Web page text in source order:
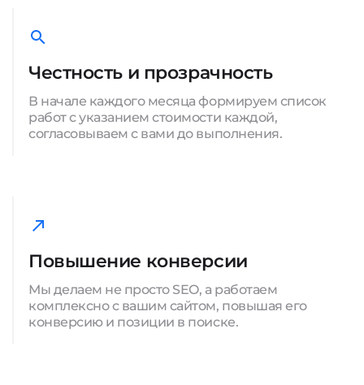
Честность и прозрачность
В начале каждого месяца формируем список
работ с указанием стоимости каждой,
согласовываем с вами до выполнения.
Повышение конверсии
Мы делаем не просто SEO, а работаем
комплексно с вашим сайтом, повышая его
конверсию и позиции в поиске.